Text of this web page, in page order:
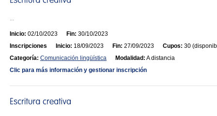
...
Inicio: 02/10/2023 Fin: 30/10/2023
Inscripciones
Inicio: 18/09/2023 Fin: 27/09/2023 Cupos: 30
Categoría: Comunicación lingüística Modalidad: A distancia
Clic para más información y gestionar inscripción